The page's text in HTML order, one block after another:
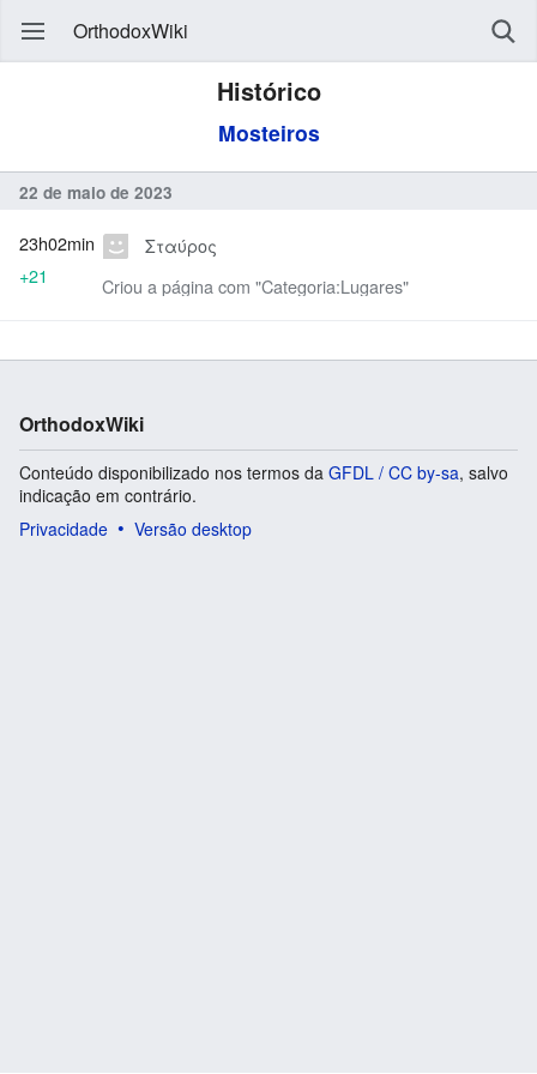
OrthodoxWiki
Histórico
Mosteiros
22 de maio de 2023
Σταύρος
Criou a página com "Categoria:Lugares"
23h02min
+21
OrthodoxWiki
Conteúdo disponibilizado nos termos da GFDL / CC by-sa, salvo
indicação em contrário.
Privacidade
Versão desktop